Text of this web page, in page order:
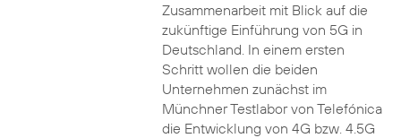
Zusammenarbeit mit Blick auf die
zukünftige Einführung von 5G in
Deutschland. In einem ersten
Schritt wollen die beiden
Unternehmen zunächst im
Münchner Testlabor von Telefónica
die Entwicklung von 4G bzw. 4.5G